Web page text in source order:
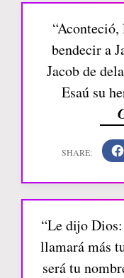
“Aconteció,
bendecir a
Jacob de
Esaú su
“Le dijo Dios:
llamará más
será tu